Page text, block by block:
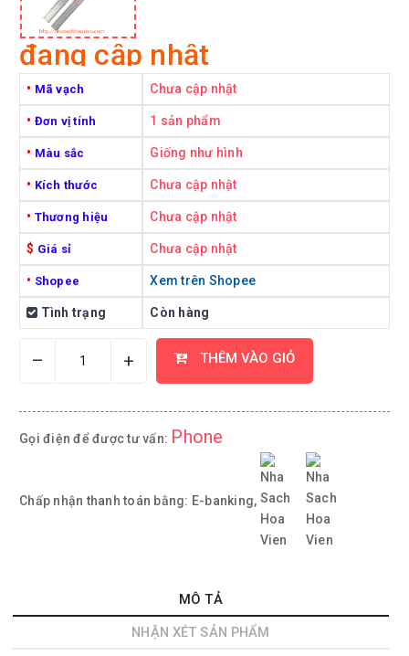
đang cập nhật
• Mã vạch Chưa cập nhật
• Đơn vị tính 1 sản phẩm
• Màu sắc Giống như hình
• Kích thước Chưa cập nhật
• Thương hiệu Chưa cập nhật
$ Giá sỉ Chưa cập nhật
• Shopee Xem trên Shopee
Tình trạng Còn hàng
– + THÊM VÀO GIỎ
Gọi điện để được tư vấn: Phone
Chấp nhận thanh toán bằng: E-banking,
MÔ TẢ
NHẬN XÉT SẢN PHẨM